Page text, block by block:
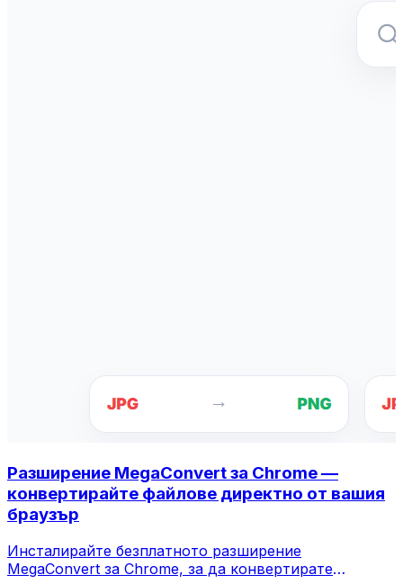
Разширение MegaConvert за Chrome —
конвертирайте файлове директно от вашия
браузър
Инсталирайте безплатното разширение
MegaConvert за Chrome, за да конвертирате